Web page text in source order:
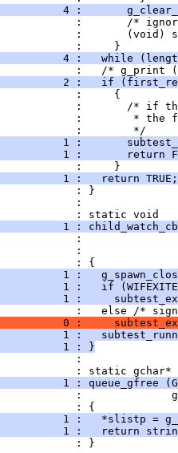
4 :
:       /*
:       (void)
:     }
4 :   while
:   /* g_print
2 :   if
:     {
:       /* if
:        * the
:        */
1 :
1 :       return
:     }
1 :   return
: }
:
: static void
1 :
:
:
: {
1 :
1 :   if
1 :
:   else /*
0 :
1 :
1 : }
:
: static gchar*
1 : queue_gfree
:
: {
1 :   *slistp =
1 :   return
: }